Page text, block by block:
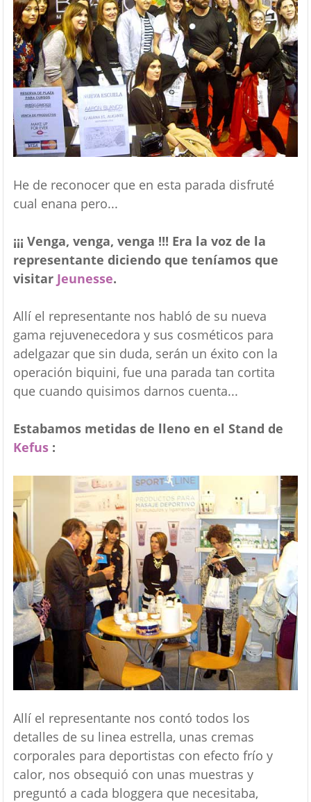
He de reconocer que en esta parada disfruté
cual enana pero...
¡¡¡ Venga, venga, venga !!! Era la voz de la
representante diciendo que teníamos que
visitar Jeunesse.
Allí el representante nos habló de su nueva
gama rejuvenecedora y sus cosméticos para
adelgazar que sin duda, serán un éxito con la
operación biquini, fue una parada tan cortita
que cuando quisimos darnos cuenta...
Estabamos metidas de lleno en el Stand de
Kefus:
Allí el representante nos contó todos los
detalles de su linea estrella, unas cremas
corporales para deportistas con efecto frío y
calor, nos obsequió con unas muestras y
preguntó a cada bloggera que necesitaba,